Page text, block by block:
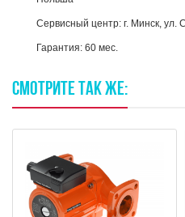
Сервисный центр: г. Минск, ул.
Гарантия: 60 мес.
СМОТРИТЕ ТАКЖЕ: